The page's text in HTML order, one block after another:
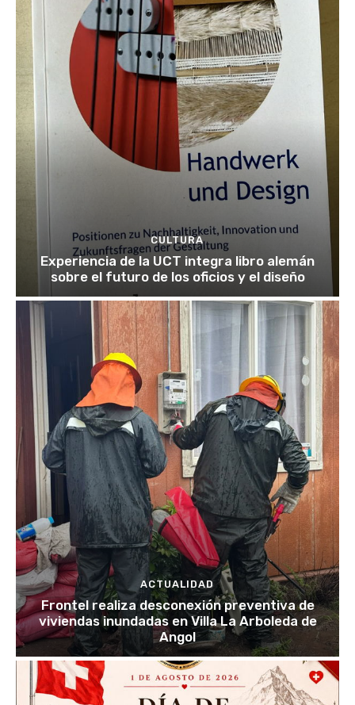
CULTURA
Experiencia de la UCT integra libro alemán
sobre el futuro de los oficios y el diseño
ACTUALIDAD
Frontel realiza desconexión preventiva de
viviendas inundadas en Villa La Arboleda de
Angol